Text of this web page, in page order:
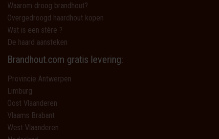
Waarom droog brandhout?
Overgedroogd haardhout kopen
Wat is een stère ?
De haard aansteken
Brandhout.com gratis levering:
Provincie Antwerpen
Limburg
Oost Vlaanderen
Vlaams Brabant
West Vlaanderen